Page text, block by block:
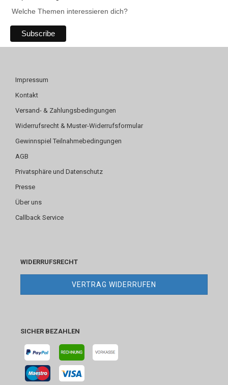
Welche Themen interessieren dich?
Impressum
Kontakt
Versand- & Zahlungsbedingungen
Widerrufsrecht & Muster-Widerrufsformular
Gewinnspiel Teilnahmebedingungen
AGB
Privatsphäre und Datenschutz
Presse
Über uns
Callback Service
WIDERRUFSRECHT
VERTRAG WIDERRUFEN
SICHER BEZAHLEN